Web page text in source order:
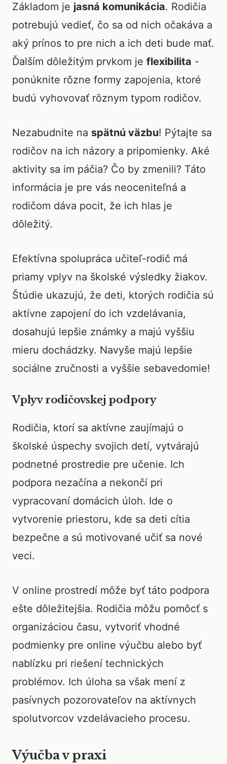
Základom je jasná komunikácia. Rodičia
potrebujú vedieť, čo sa od nich očakáva a
aký prínos to pre nich a ich deti bude mať.
Ďalším dôležitým prvkom je flexibilita -
ponúknite rôzne formy zapojenia, ktoré
budú vyhovovať rôznym typom rodičov.
Nezabudnite na spätnú väzbu! Pýtajte sa
rodičov na ich názory a pripomienky. Aké
aktivity sa im páčia? Čo by zmenili? Táto
informácia je pre vás neoceniteľná a
rodičom dáva pocit, že ich hlas je
dôležitý.
Efektívna spolupráca učiteľ-rodič má
priamy vplyv na školské výsledky žiakov.
Štúdie ukazujú, že deti, ktorých rodičia sú
aktívne zapojení do ich vzdelávania,
dosahujú lepšie známky a majú vyššiu
mieru dochádzky. Navyše majú lepšie
sociálne zručnosti a vyššie sebavedomie!
Vplyv rodičovskej podpory
Rodičia, ktorí sa aktívne zaujímajú o
školské úspechy svojich detí, vytvárajú
podnetné prostredie pre učenie. Ich
podpora nezačína a nekončí pri
vypracovaní domácich úloh. Ide o
vytvorenie priestoru, kde sa deti cítia
bezpečne a sú motivované učiť sa nové
veci.
V online prostredí môže byť táto podpora
ešte dôležitejšia. Rodičia môžu pomôcť s
organizáciou času, vytvoriť vhodné
podmienky pre online výučbu alebo byť
nablízku pri riešení technických
problémov. Ich úloha sa však mení z
pasívnych pozorovateľov na aktívnych
spolutvorcov vzdelávacieho procesu.
Výučba v praxi